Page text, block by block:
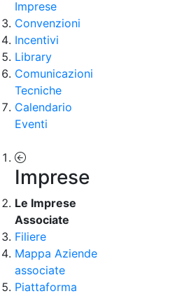
Imprese
Convenzioni
Incentivi
Library
Comunicazioni
Tecniche
Calendario
Eventi
Imprese
Le Imprese
Associate
Filiere
Mappa Aziende
associate
Piattaforma